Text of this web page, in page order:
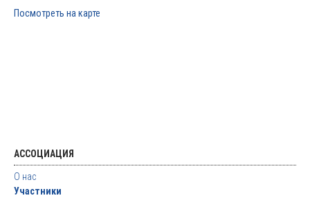
Посмотреть на карте
АССОЦИАЦИЯ
О нас
Участники